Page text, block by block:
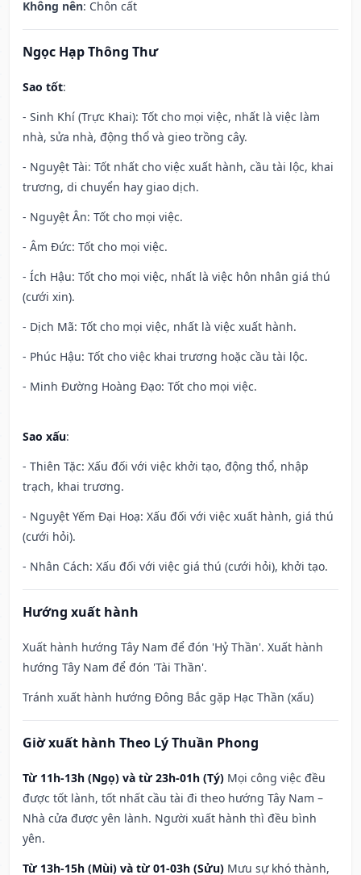
Không nên: Chôn cất
Ngọc Hạp Thông Thư
Sao tốt:
- Sinh Khí (Trực Khai): Tốt cho mọi việc, nhất là việc làm
nhà, sửa nhà, động thổ và gieo trồng cây.
- Nguyệt Tài: Tốt nhất cho việc xuất hành, cầu tài lộc, khai
trương, di chuyển hay giao dịch.
- Nguyệt Ân: Tốt cho mọi việc.
- Âm Đức: Tốt cho mọi việc.
- Ích Hậu: Tốt cho mọi việc, nhất là việc hôn nhân giá thú
(cưới xin).
- Dịch Mã: Tốt cho mọi việc, nhất là việc xuất hành.
- Phúc Hậu: Tốt cho việc khai trương hoặc cầu tài lộc.
- Minh Đường Hoàng Đạo: Tốt cho mọi việc.
Sao xấu:
- Thiên Tặc: Xấu đối với việc khởi tạo, động thổ, nhập
trạch, khai trương.
- Nguyệt Yếm Đại Hoạ: Xấu đối với việc xuất hành, giá thú
(cưới hỏi).
- Nhân Cách: Xấu đối với việc giá thú (cưới hỏi), khởi tạo.
Hướng xuất hành
Xuất hành hướng Tây Nam để đón 'Hỷ Thần'. Xuất hành
hướng Tây Nam để đón 'Tài Thần'.
Tránh xuất hành hướng Đông Bắc gặp Hạc Thần (xấu)
Giờ xuất hành Theo Lý Thuần Phong
Từ 11h-13h (Ngọ) và từ 23h-01h (Tý) Mọi công việc đều
được tốt lành, tốt nhất cầu tài đi theo hướng Tây Nam –
Nhà cửa được yên lành. Người xuất hành thì đều bình
yên.
Từ 13h-15h (Mùi) và từ 01-03h (Sửu) Mưu sự khó thành,